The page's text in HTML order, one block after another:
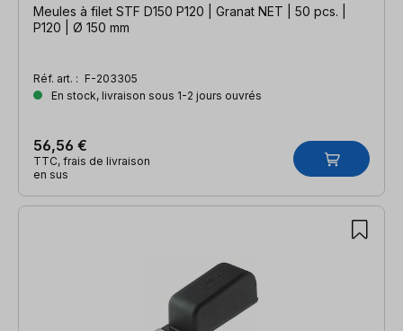
Meules à filet STF D150 P120 | Granat NET | 50 pcs. |
P120 | Ø 150 mm
Réf. art. : F-203305
En stock, livraison sous 1-2 jours ouvrés
56,56 €
TTC, frais de livraison
en sus